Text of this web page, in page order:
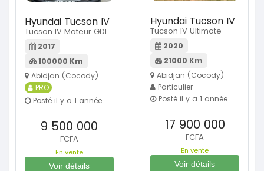
Hyundai Tucson IV
Tucson IV Moteur GDI
2017
100000 Km
Abidjan (Cocody)
PRO
Posté il y a 1 année
9 500 000
FCFA
En vente
Voir détails
Hyundai Tucson IV
Tucson IV Ultimate
2020
21000 Km
Abidjan (Cocody)
Particulier
Posté il y a 1 année
17 900 000
FCFA
En vente
Voir détails